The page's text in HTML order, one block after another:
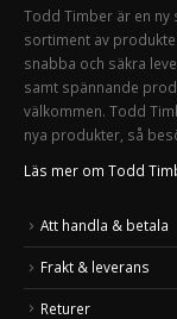
Todd Timber är en
sortiment av
snabba och säkra
samt spännande
välkommen. Todd
nya produkter, så
Läs mer om Todd
Att handla & betala
Frakt & leverans
Returer